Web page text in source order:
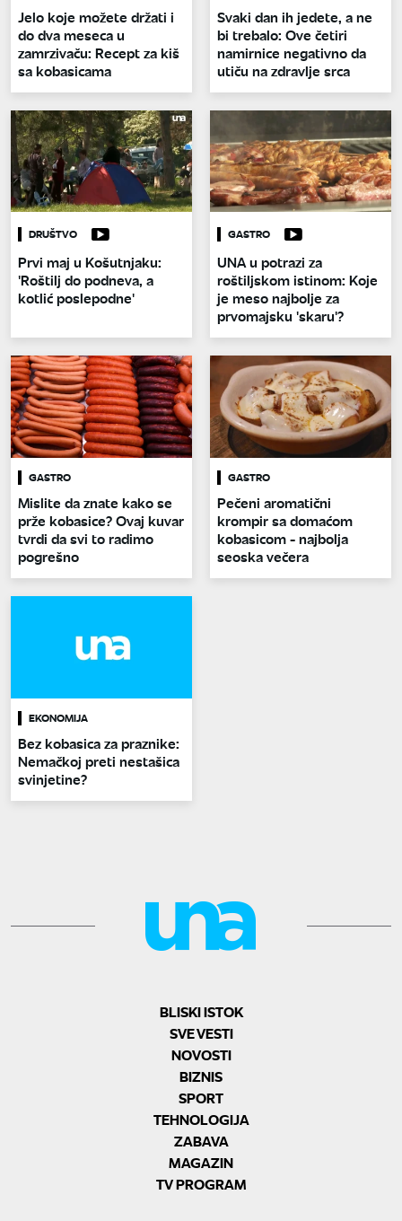
Jelo koje možete držati i
do dva meseca u
zamrzivaču: Recept za kiš
sa kobasicama
Svaki dan ih jedete, a ne
bi trebalo: Ove četiri
namirnice negativno da
utiču na zdravlje srca
DRUŠTVO
Prvi maj u Košutnjaku:
'Roštilj do podneva, a
kotlić poslepodne'
GASTRO
UNA u potrazi za
roštiljskom istinom: Koje
je meso najbolje za
prvomajsku 'skaru'?
GASTRO
Mislite da znate kako se
prže kobasice? Ovaj kuvar
tvrdi da svi to radimo
pogrešno
GASTRO
Pečeni aromatični
krompir sa domaćom
kobasicom - najbolja
seoska večera
EKONOMIJA
Bez kobasica za praznike:
Nemačkoj preti nestašica
svinjetine?
BLISKI ISTOK
SVE VESTI
NOVOSTI
BIZNIS
SPORT
TEHNOLOGIJA
ZABAVA
MAGAZIN
TV PROGRAM